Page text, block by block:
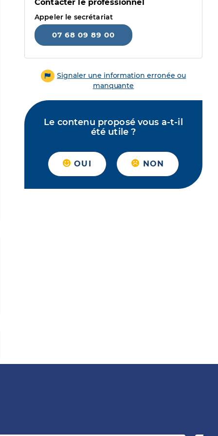
Contacter le professionnel
Appeler le secrétariat
07 68 09 89 00
Signaler une information erronée ou
manquante
Le contenu proposé vous a-t-il
été utile ?
OUI NON